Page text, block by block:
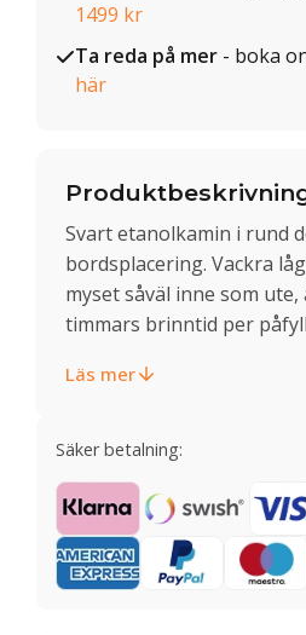
1499 kr
Ta reda på mer - boka
här
Svart etanolkamin i rund
bordsplacering. Vackra
myset såväl inne som
timmars brinntid per
Läs mer
Säker betalning: